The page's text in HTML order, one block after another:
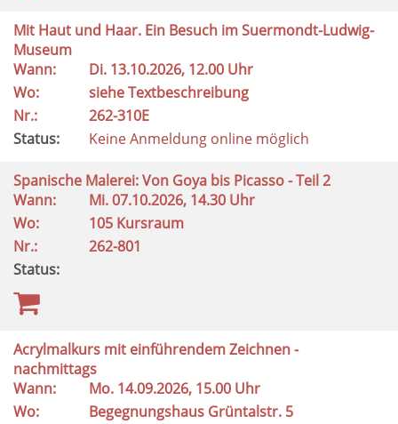
Mit Haut und Haar. Ein Besuch im Suermondt-Ludwig-
Museum
Wann:
Di. 13.10.2026, 12.00 Uhr
Wo:
siehe Textbeschreibung
Nr.:
262-310E
Status:
Keine Anmeldung online möglich
Spanische Malerei: Von Goya bis Picasso - Teil 2
Wann:
Mi.07.10.2026, 14.30 Uhr
Wo:
105 Kursraum
Nr.:
262-801
Status:
Acrylmalkurs mit einführendem Zeichnen -
nachmittags
Wann:
Mo. 14.09.2026, 15.00 Uhr
Wo:
Begegnungshaus Grüntalstr. 5